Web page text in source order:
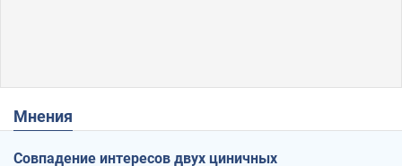
Мнения
Совпадение интересов двух циничных